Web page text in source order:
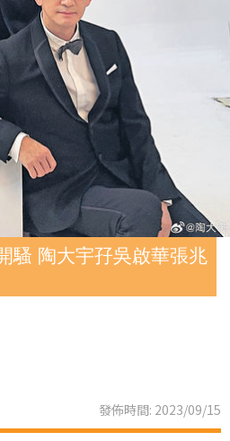
騷 陶大宇孖吳啟華張兆
發佈時間: 2023/09/15